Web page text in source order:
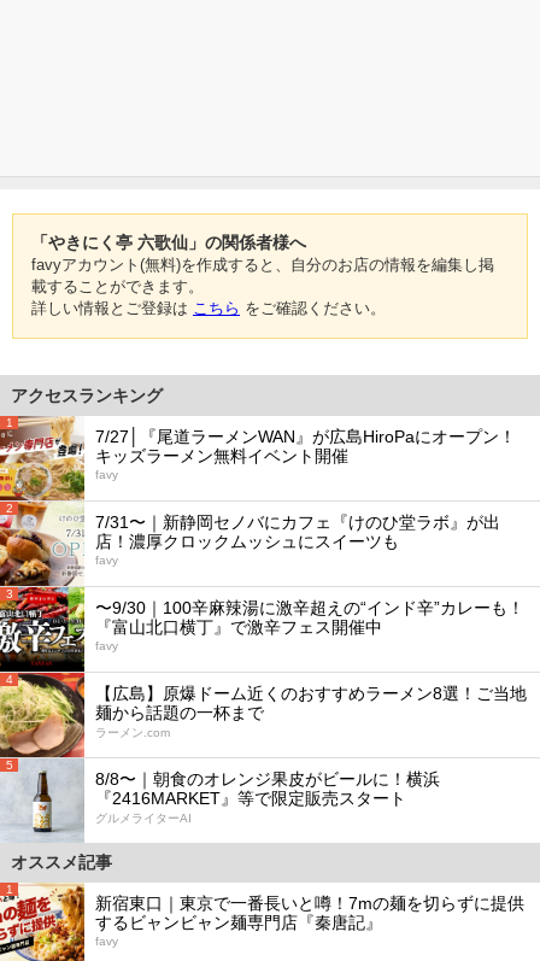
「やきにく亭 六歌仙」の関係者様へ
favyアカウント(無料)を作成すると、自分のお店の情報を編集し掲
載することができます。
詳しい情報とご登録は こちら をご確認ください。
アクセスランキング
1
7/27│『尾道ラーメンWAN』が広島HiroPaにオープン！
キッズラーメン無料イベント開催
favy
2
7/31〜｜新静岡セノバにカフェ『けのひ堂ラボ』が出
店！濃厚クロックムッシュにスイーツも
favy
3
〜9/30｜100辛麻辣湯に激辛超えの“インド辛”カレーも！
『富山北口横丁』で激辛フェス開催中
favy
4
【広島】原爆ドーム近くのおすすめラーメン8選！ご当地
麺から話題の一杯まで
ラーメン.com
5
8/8〜｜朝食のオレンジ果皮がビールに！横浜
『2416MARKET』等で限定販売スタート
グルメライターAI
オススメ記事
1
新宿東口｜東京で一番長いと噂！7mの麺を切らずに提供
するビャンビャン麺専門店『秦唐記』
favy